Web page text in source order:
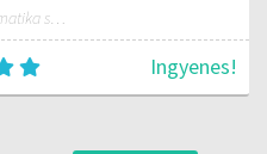
Matematika, technika, informatika szakos általános iskolai tanár; mentorpedagógus, mestertanár
Ingyenes!